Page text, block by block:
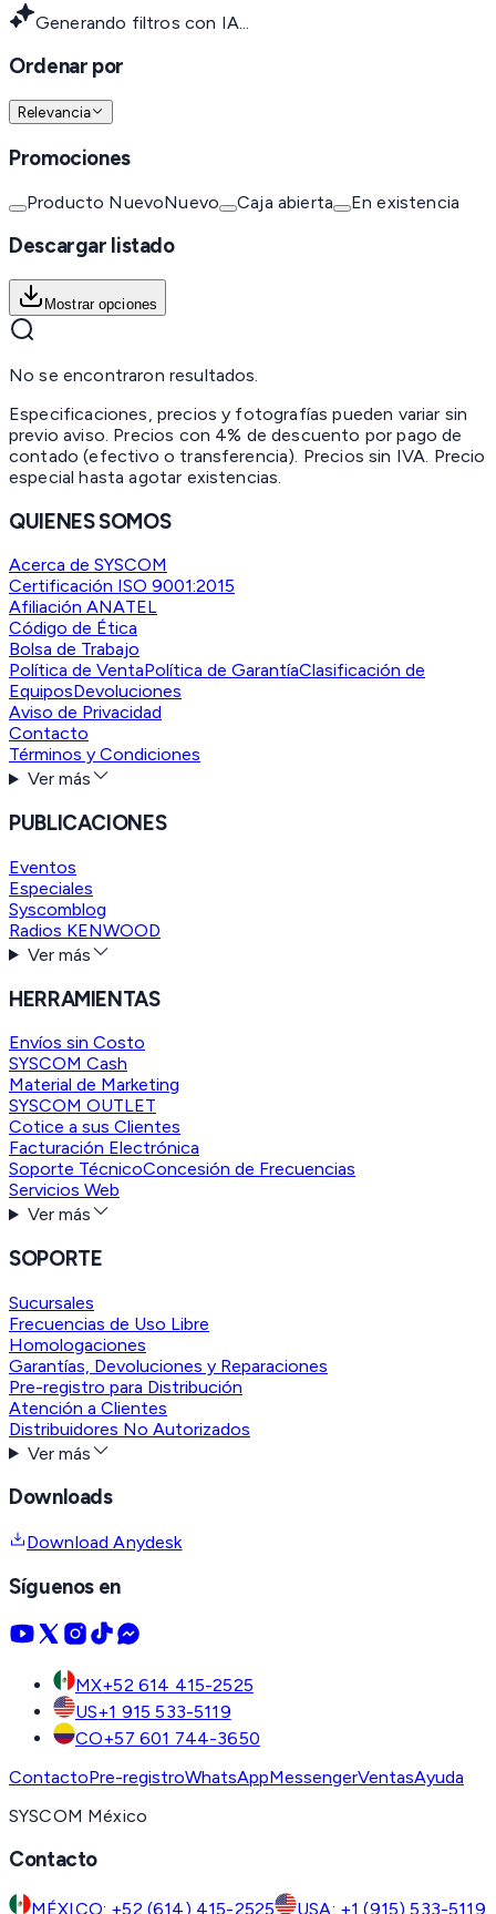
Generando filtros con IA...
Ordenar por
Relevancia
Promociones
Producto NuevoNuevo Caja abierta En existencia
Descargar listado
Mostrar opciones
No se encontraron resultados.
Especificaciones, precios y fotografías pueden variar sin
previo aviso. Precios con 4% de descuento por pago de
contado (efectivo o transferencia). Precios sin IVA. Precio
especial hasta agotar existencias.
QUIENES SOMOS
Acerca de SYSCOM
Certificación ISO 9001:2015
Afiliación ANATEL
Código de Ética
Bolsa de Trabajo
Política de VentaPolítica de GarantíaClasificación de
EquiposDevoluciones
Aviso de Privacidad
Contacto
Términos y Condiciones
Ver más
PUBLICACIONES
Eventos
Especiales
Syscomblog
Radios KENWOOD
Ver más
HERRAMIENTAS
Envíos sin Costo
SYSCOM Cash
Material de Marketing
SYSCOM OUTLET
Cotice a sus Clientes
Facturación Electrónica
Soporte TécnicoConcesión de Frecuencias
Servicios Web
Ver más
SOPORTE
Sucursales
Frecuencias de Uso Libre
Homologaciones
Garantías, Devoluciones y Reparaciones
Pre-registro para Distribución
Atención a Clientes
Distribuidores No Autorizados
Ver más
Downloads
Download Anydesk
Síguenos en
MX+52 614 415-2525
US+1 915 533-5119
CO+57 601 744-3650
ContactoPre-registroWhatsAppMessengerVentasAyuda
SYSCOM México
Contacto
MÉXICO: +52 (614) 415-2525 USA: +1 (915) 533-5119